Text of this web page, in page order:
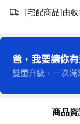
[宅配商品]由收
商品